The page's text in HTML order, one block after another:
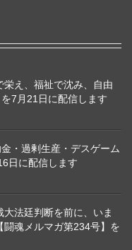
栄え、福祉で沈み、自由
7月21日に配信します
・過剰生産・デスゲーム
日に配信します
法廷判断を前に、いま
闘魂メルマガ第234号】を